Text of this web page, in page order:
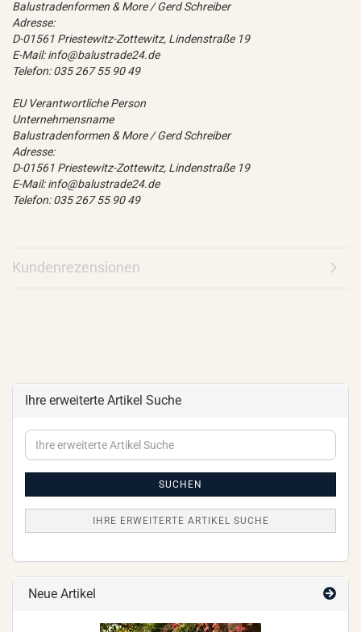
Balustradenformen & More / Gerd Schreiber
Adresse:
D-01561 Priestewitz-Zottewitz, Lindenstraße 19
E-Mail: info@balustrade24.de
Telefon: 035 267 55 90 49
EU Verantwortliche Person
Unternehmensname
Balustradenformen & More / Gerd Schreiber
Adresse:
D-01561 Priestewitz-Zottewitz, Lindenstraße 19
E-Mail: info@balustrade24.de
Telefon: 035 267 55 90 49
Kundenrezensionen
Ihre erweiterte Artikel Suche
Ihre
erweiterte
SUCHEN
IHRE ERWEITERTE ARTIKEL SUCHE
Neue Artikel